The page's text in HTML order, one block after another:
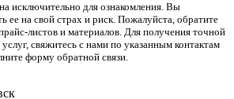
исключительно для ознакомления. Вы
ее на свой страх и риск. Пожалуйста, обратите
листов и материалов. Для получения точной
свяжитесь с нами по указанным контактам
форму обратной связи.